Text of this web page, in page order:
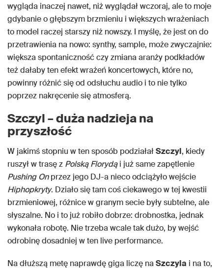
wygląda inaczej nawet, niż wyglądał wczoraj, ale to moje
gdybanie o głębszym brzmieniu i większych wrażeniach
to model raczej starszy niż nowszy. I myślę, że jest on do
przetrawienia na nowo: synthy, sample, może zwyczajnie:
większa spontaniczność czy zmiana aranży podkładów
też dałaby ten efekt wrażeń koncertowych, które no,
powinny różnić się od odsłuchu audio i to nie tylko
poprzez nakręcenie się atmosferą.
Szczyl – duża nadzieja na
przyszłość
W jakimś stopniu w ten sposób podziałałSzczyl, kiedy
ruszył w trasę z Polską Florydąi już same zapętlenie
Pushing Onprzez jego DJ-a nieco odciążyło wejście
Hiphopkryty. Działo się tam coś ciekawego w tej kwestii
brzmieniowej, różnice w granym secie były subtelne, ale
słyszalne. No i to już robiło dobrze: drobnostka, jednak
wykonała robotę. Nie trzeba wcale tak dużo, by wejść
odrobinę dosadniej w ten live performance.
Na dłuższą metę naprawdę giga liczę naSzczyla i na to,